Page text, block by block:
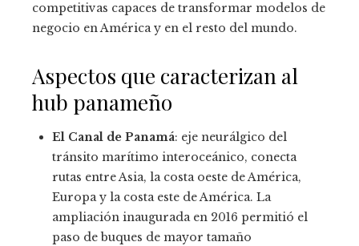
competitivas capaces de transformar modelos de
negocio en América y en el resto del mundo.
Aspectos que caracterizan al
hub panameño
El Canal de Panamá: eje neurálgico del
tránsito marítimo interoceánico, conecta
rutas entre Asia, la costa oeste de América,
Europa y la costa este de América. La
ampliación inaugurada en 2016 permitió el
paso de buques de mayor tamaño